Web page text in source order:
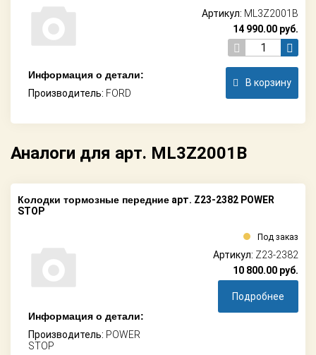
Информация о детали:
Производитель: FORD
Артикул: ML3Z2001B
14 990.00 руб.
В корзину
Аналоги для арт. ML3Z2001B
Колодки тормозные передние арт. Z23-2382 POWER
STOP
Информация о детали:
Производитель: POWER
STOP
Под заказ
Артикул: Z23-2382
10 800.00 руб.
Подробнее